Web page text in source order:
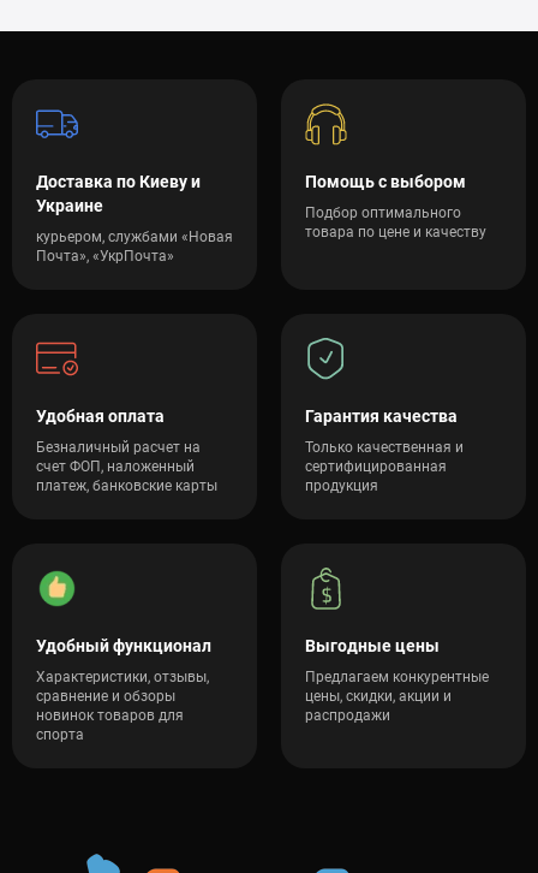
Доставка по Киеву и
Украине
курьером, службами «Новая
Почта», «УкрПочта»
Помощь с выбором
Подбор оптимального
товара по цене и качеству
Удобная оплата
Безналичный расчет на
счет ФОП, наложенный
платеж, банковские карты
Гарантия качества
Только качественная и
сертифицированная
продукция
Удобный функционал
Характеристики, отзывы,
сравнение и обзоры
новинок товаров для
спорта
Выгодные цены
Предлагаем конкурентные
цены, скидки, акции и
распродажи